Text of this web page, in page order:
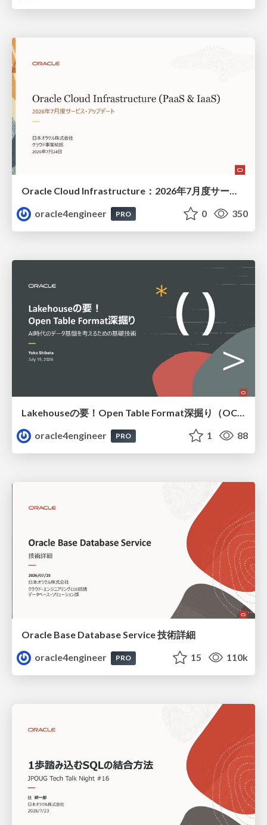
oracle4engineer
PRO 0 350
Lakehouseの要！Open Table Format深掘り（OCHaCafe Season 11 #6）
oracle4engineer
PRO 1 88
Oracle Base Database Service 技術詳細
oracle4engineer
PRO 15 110k